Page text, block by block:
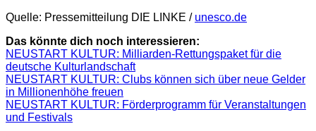
Quelle: Pressemitteilung DIE LINKE / unesco.de
Das könnte dich noch interessieren:
NEUSTART KULTUR: Milliarden-Rettungspaket für die
deutsche Kulturlandschaft
NEUSTART KULTUR: Clubs können sich über neue Gelder
in Millionenhöhe freuen
NEUSTART KULTUR: Förderprogramm für Veranstaltungen
und Festivals